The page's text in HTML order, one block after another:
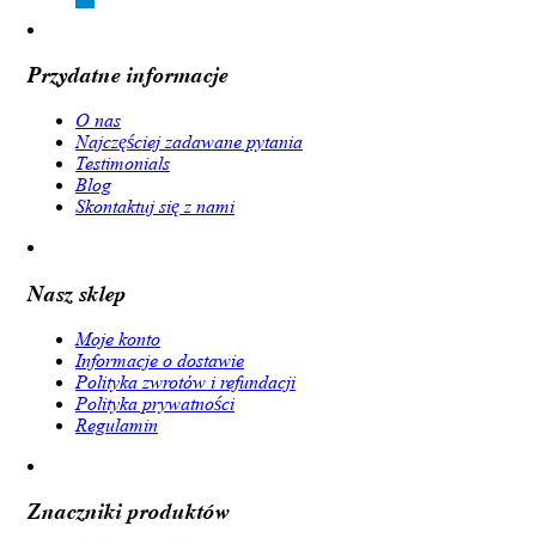
Przydatne informacje
O nas
Najczęściej zadawane pytania
Testimonials
Blog
Skontaktuj się z nami
Nasz sklep
Moje konto
Informacje o dostawie
Polityka zwrotów i refundacji
Polityka prywatności
Regulamin
Znaczniki produktów